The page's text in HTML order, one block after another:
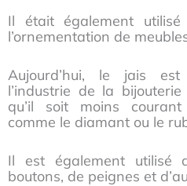
Il était également
l’ornementation de
Aujourd’hui, le jais
l’industrie de la
qu’il soit moins
comme le diamant ou le
Il est également utilisé
boutons, de peignes et